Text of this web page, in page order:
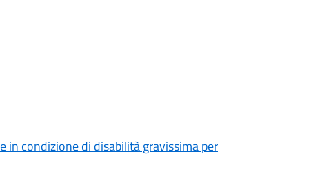
in condizione di disabilità gravissima per